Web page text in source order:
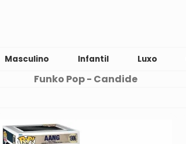
Masculino Infantil Luxo
Funko Pop - Candide